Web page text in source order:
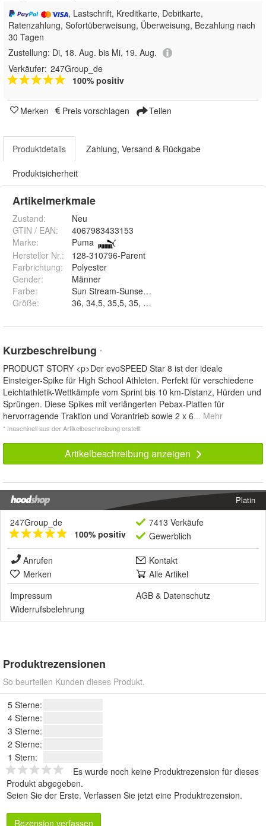
, Lastschrift, Kreditkarte, Debitkarte,
Ratenzahlung, Sofortüberweisung, Überweisung, Bezahlung nach
30 Tagen
Zustellung: Di, 18. Aug. bis Mi, 19. Aug.
Verkäufer: 247Group_de
100% positiv
Merken Preis vorschlagen Teilen
Produktdetails Zahlung, Versand & Rückgabe
Produktsicherheit
Artikelmerkmale
Zustand:
Neu
GTIN / EAN:
4067983433153
Marke:
Puma
Hersteller Nr.:
128-310796-Parent
Farbrichtung:
Polyester
Gender:
Männer
Farbe:
Sun Stream-Sunset Glow-Puma Black, Puma
Größe:
Kurzbeschreibung *
PRODUCT STORY <p>Der evoSPEED Star 8 ist der ideale
Einsteiger-Spike für High School Athleten. Perfekt für verschiedene
Leichtathletik-Wettkämpfe vom Sprint bis 10 km-Distanz, Hürden und
Sprüngen. Diese Spikes mit verlängerten Pebax-Platten für
hervorragende Traktion und Vorantrieb sowie 2 x 6... Mehr
* maschinell aus der Artikelbeschreibung erstellt
Artikelbeschreibung anzeigen
Platin
247Group_de
100% positiv
7413 Verkäufe
Gewerblich
Anrufen
Kontakt
Merken
Alle Artikel
Impressum
AGB & Datenschutz
Widerrufsbelehrung
Produktrezensionen
So beurteilen Kunden dieses Produkt.
5 Sterne:
4 Sterne:
3 Sterne:
2 Sterne:
1 Stern:
Es wurde noch keine Produktrezension für dieses
Produkt abgegeben.
Seien Sie der Erste. Verfassen Sie jetzt eine Produktrezension.
Rezension verfassen